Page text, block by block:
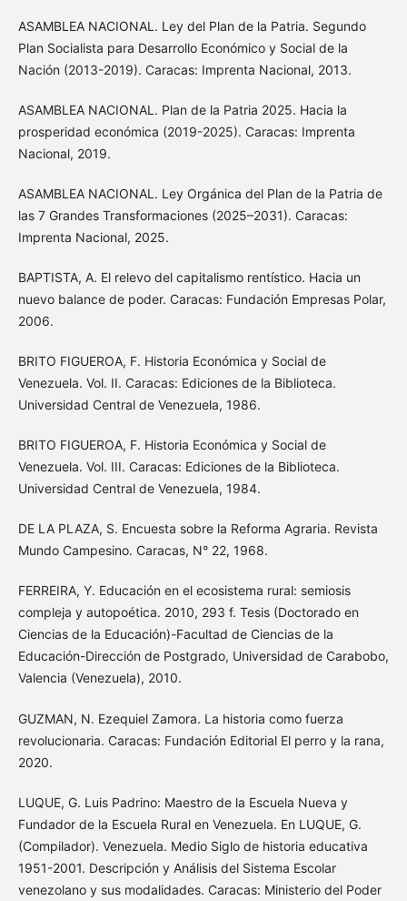
ASAMBLEA NACIONAL. Ley del Plan de la Patria. Segundo
Plan Socialista para Desarrollo Económico y Social de la
Nación (2013-2019). Caracas: Imprenta Nacional, 2013.
ASAMBLEA NACIONAL. Plan de la Patria 2025. Hacia la
prosperidad económica (2019-2025). Caracas: Imprenta
Nacional, 2019.
ASAMBLEA NACIONAL. Ley Orgánica del Plan de la Patria de
las 7 Grandes Transformaciones (2025–2031). Caracas:
Imprenta Nacional, 2025.
BAPTISTA, A. El relevo del capitalismo rentístico. Hacia un
nuevo balance de poder. Caracas: Fundación Empresas Polar,
2006.
BRITO FIGUEROA, F. Historia Económica y Social de
Venezuela. Vol. II. Caracas: Ediciones de la Biblioteca.
Universidad Central de Venezuela, 1986.
BRITO FIGUEROA, F. Historia Económica y Social de
Venezuela. Vol. III. Caracas: Ediciones de la Biblioteca.
Universidad Central de Venezuela, 1984.
DE LA PLAZA, S. Encuesta sobre la Reforma Agraria. Revista
Mundo Campesino. Caracas, N° 22, 1968.
FERREIRA, Y. Educación en el ecosistema rural: semiosis
compleja y autopoética. 2010, 293 f. Tesis (Doctorado en
Ciencias de la Educación)-Facultad de Ciencias de la
Educación-Dirección de Postgrado, Universidad de Carabobo,
Valencia (Venezuela), 2010.
GUZMAN, N. Ezequiel Zamora. La historia como fuerza
revolucionaria. Caracas: Fundación Editorial El perro y la rana,
2020.
LUQUE, G. Luis Padrino: Maestro de la Escuela Nueva y
Fundador de la Escuela Rural en Venezuela. En LUQUE, G.
(Compilador). Venezuela. Medio Siglo de historia educativa
1951-2001. Descripción y Análisis del Sistema Escolar
venezolano y sus modalidades. Caracas: Ministerio del Poder